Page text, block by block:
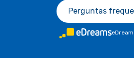
Perguntas